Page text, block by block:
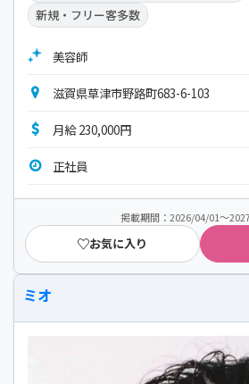
新規・フリー客多数
美容師
滋賀県草津市野路町683-6-103
月給 230,000円
正社員
掲載期間：2026/04/01～
お気に入り
ミオ